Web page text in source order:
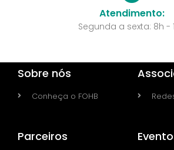
Atendimento:
Segunda a sexta: 8h -
Sobre nós
Conheça o FOHB
Parceiros